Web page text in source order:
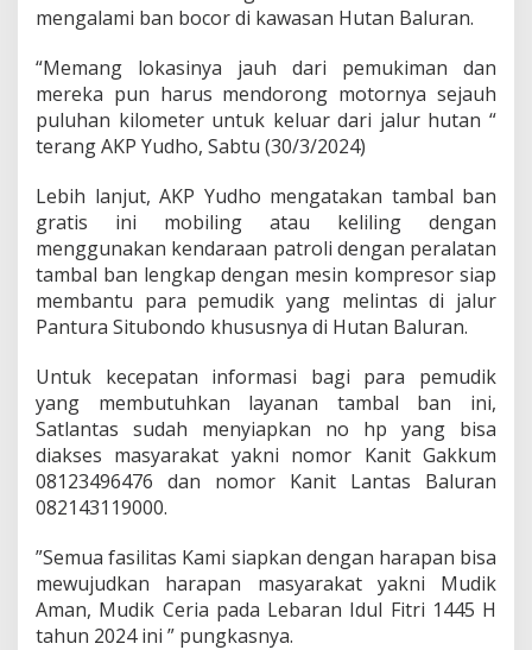
a
r
o
l
i
T
m
b
a
l
B
a
G
a
t
i
d
i
r
H
u
mengalami ban bocor di kawasan Hutan Baluran.
“Memang lokasinya jauh dari pemukiman dan
mereka pun harus mendorong motornya sejauh
puluhan kilometer untuk keluar dari jalur hutan “
terang AKP Yudho, Sabtu (30/3/2024)
Lebih lanjut, AKP Yudho mengatakan tambal ban
gratis ini mobiling atau keliling dengan
menggunakan kendaraan patroli dengan peralatan
tambal ban lengkap dengan mesin kompresor siap
membantu para pemudik yang melintas di jalur
Pantura Situbondo khususnya di Hutan Baluran.
Untuk kecepatan informasi bagi para pemudik
yang membutuhkan layanan tambal ban ini,
Satlantas sudah menyiapkan no hp yang bisa
diakses masyarakat yakni nomor Kanit Gakkum
08123496476 dan nomor Kanit Lantas Baluran
082143119000.
”Semua fasilitas Kami siapkan dengan harapan bisa
mewujudkan harapan masyarakat yakni Mudik
Aman, Mudik Ceria pada Lebaran Idul Fitri 1445 H
tahun 2024 ini ” pungkasnya.